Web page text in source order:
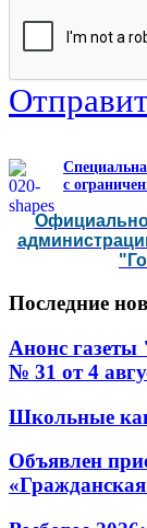
с
Последние
Анонс
№ 31 от 4
Школьные
Объявлен